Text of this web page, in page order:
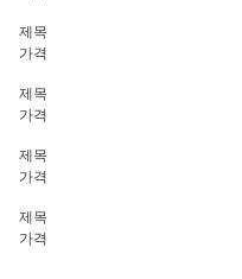
제목
가격
제목
가격
제목
가격
제목
가격